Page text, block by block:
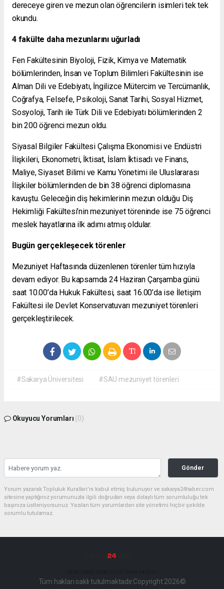
dereceye giren ve mezun olan öğrencilerin isimleri tek tek
okundu.
4 fakülte daha mezunlarını uğurladı
Fen Fakültesinin Biyoloji, Fizik, Kimya ve Matematik
bölümlerinden, İnsan ve Toplum Bilimleri Fakültesinin ise
Alman Dili ve Edebiyatı, İngilizce Mütercim ve Tercümanlık,
Coğrafya, Felsefe, Psikoloji, Sanat Tarihi, Sosyal Hizmet,
Sosyoloji, Tarih ile Türk Dili ve Edebiyatı bölümlerinden 2
bin 200 öğrenci mezun oldu.
Siyasal Bilgiler Fakültesi Çalışma Ekonomisi ve Endüstri
İlişkileri, Ekonometri, İktisat, İslam İktisadı ve Finans,
Maliye, Siyaset Bilimi ve Kamu Yönetimi ile Uluslararası
İlişkiler bölümlerinden de bin 38 öğrenci diplomasına
kavuştu. Geleceğin diş hekimlerinin mezun olduğu Diş
Hekimliği Fakültesi’nin mezuniyet töreninde ise 75 öğrenci
meslek hayatlarına ilk adımı atmış oldular.
Bugün gerçekleşecek törenler
Mezuniyet Haftasında düzenlenen törenler tüm hızıyla
devam ediyor. Bu kapsamda 24 Haziran Çarşamba günü
saat 10.00’da Hukuk Fakültesi, saat 16.00’da ise İletişim
Fakültesi ile Devlet Konservatuvarı mezuniyet törenleri
gerçekleştirilecek.
#Sakarya Üniversitesi #SAU mezuniyet törenleri
Okuyucu Yorumları (0)
Gönder
Yorum yazarak Topluluk Kuralları’nı kabul etmiş bulunuyor ve sakarya24haber.com
sitesine yaptığınız yorumunuzla ilgili doğrudan veya dolaylı tüm sorumluluğu tek
başınıza üstleniyorsunuz. Yazılan tüm yorumlardan site yönetimi hiçbir şekilde
sorumlu tutulamaz.
Tüm hakları saklı tutulmaktadır.Copyright 2026©